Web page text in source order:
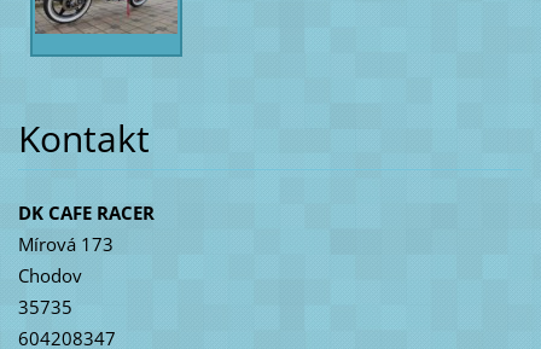
Kontakt
DK CAFE RACER
Mírová 173
Chodov
35735
604208347